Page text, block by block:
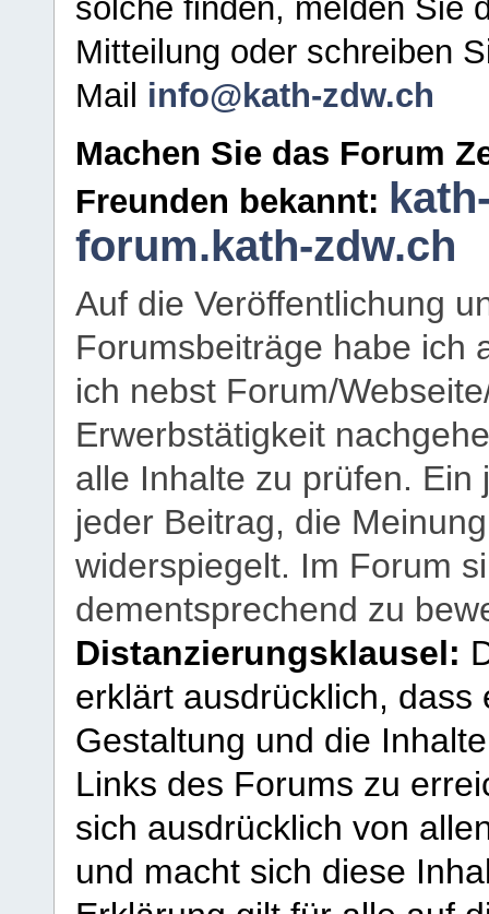
solche finden, melden Sie
Mitteilung oder schreiben
Mail info@kath-zdw.ch
Machen Sie das Forum
Freunden bekannt:
forum.kath-zdw.ch
Auf die Veröffentlichung
Forumsbeiträge habe ich
ich nebst Forum/
Erwerbstätigkeit
alle Inhalte zu prüfen.
jeder Beitrag, die
widerspiegelt. Im Forum
dementsprechend zu
Distanzierungsklausel:
erklärt ausdrücklich,
Gestaltung und die
Links des Forums zu
sich ausdrücklich von
und macht sich diese